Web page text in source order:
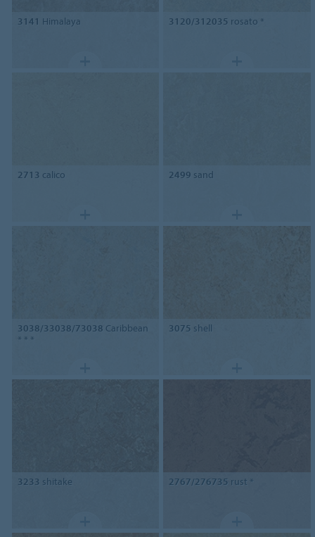
3141 Himalaya 3120/312035 rosato *
2713 calico 2499 sand
3038/33038/73038 Caribbean
* * *
3075 shell
3233 shitake 2767/276735 rust *